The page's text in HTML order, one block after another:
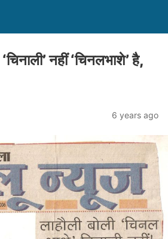
नहीं ‘चिनलभाशे’ है,
6 years ago